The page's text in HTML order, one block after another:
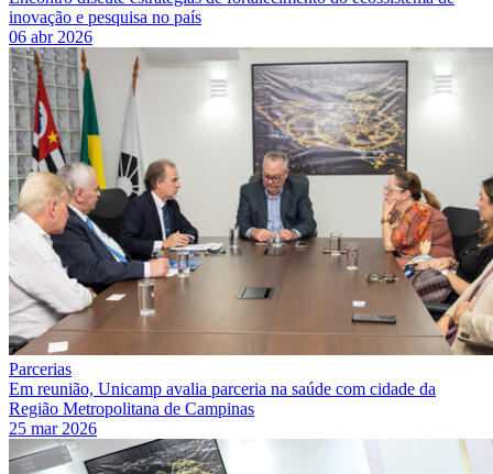
inovação e pesquisa no país
06 abr 2026
Parcerias
Em reunião, Unicamp avalia parceria na saúde com cidade da
Região Metropolitana de Campinas
25 mar 2026